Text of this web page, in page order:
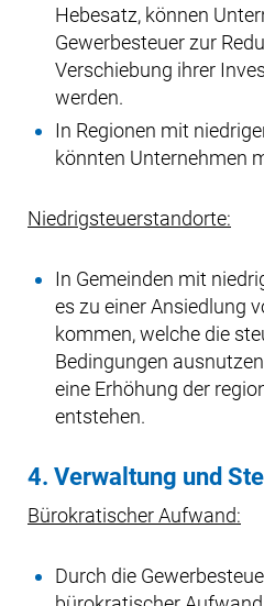
Hebesatz, können
Gewerbesteuer zur
Verschiebung ihrer
werden.
In Regionen mit
könnten Unternehmen
Niedrigsteuerstandorte:
In Gemeinden mit
es zu einer Ansiedlung
kommen, welche die
Bedingungen
eine Erhöhung der
entstehen.
4. Verwaltung und
Bürokratischer Aufwand:
Durch die